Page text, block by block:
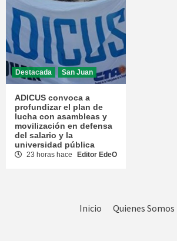
Destacada San Juan
ADICUS convoca a
profundizar el plan de
lucha con asambleas y
movilización en defensa
del salario y la
universidad pública
23 horas hace Editor EdeO
Inicio Quienes Somos